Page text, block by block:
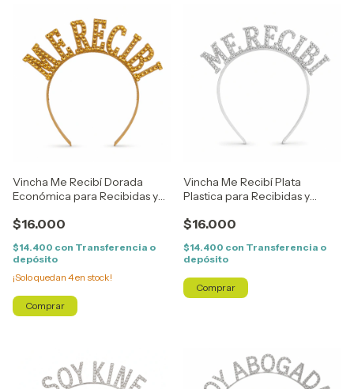
Vincha Me Recibí Dorada
Económica para Recibidas y
$16.000
$14.400 con Transferencia o
depósito
¡Solo quedan 4en stock!
Vincha Me Recibí Plata
Plastica para Recibidas y
$16.000
$14.400 con Transferencia o
depósito